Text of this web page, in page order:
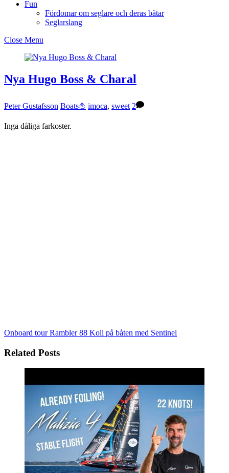
Fun
Fördomar om seglare och deras båtar
Seglarslang
Close Menu
Nya Hugo Boss & Charal
Peter Gustafsson Boats⛵️ imoca, sweet 2
Inga dåliga farkoster.
Onboard tour Rambler 88 Koll på båten med Sentinel
Related Posts